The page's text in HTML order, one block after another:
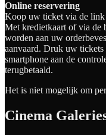
Online reservering
Koop uw ticket via de
Met kredietkaart of via de
worden aan uw
aanvaard. Druk uw
smartphone aan de
terugbetaald.
Het is niet mogelijk om
Cinema